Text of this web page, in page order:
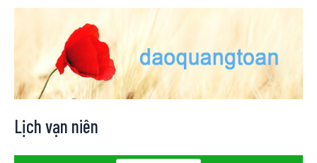
Lịch vạn niên